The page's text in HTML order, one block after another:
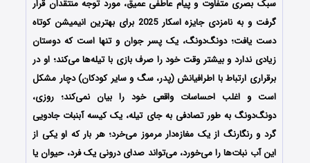
سبک بصری متفاوت و پیام عاطفی عمیق، مورد توجه منتقدان قرار
گرفت و به نامزدی جایزه اسکار 2025 برای بهترین انیمیشن کوتاه
دست یافت؛ دونگ‌دونگ، یک پسر جوان و تنها است که دوستان
زیادی ندارد و بیشتر وقت خود را صرف بازی با تیله‌ها می‌کند؛ او در
برقراری ارتباط با اطرافیانش (پدر، سگ و سایر کودکان) دچار مشکل
است و اغلب احساسات واقعی خود را بیان نمی‌کند؛ روزی،
دونگ‌دونگ به طور تصادفی به جای تیله، یک کیسه آبنبات جادویی
گرد و رنگارنگ از یک مغازه‌دار مرموز می‌خرد؛ هر بار که او یکی از
این آب نبات‌ها را می‌خورد، می‌تواند صدای درونی یک فرد، حیوان یا